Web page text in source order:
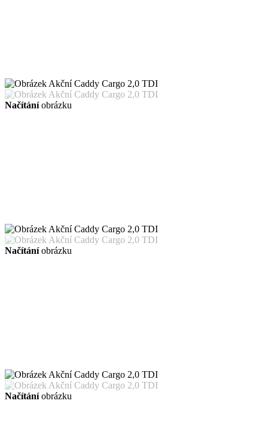
Načítáníobrázku
Načítáníobrázku
Načítáníobrázku